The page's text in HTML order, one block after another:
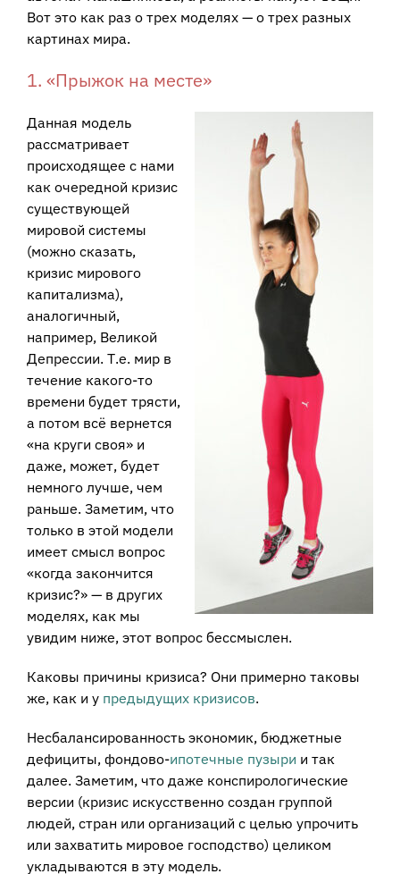
Вот это как раз о трех моделях — о трех разных
картинах мира.
1. «Прыжок на месте»
Данная модель
рассматривает
происходящее с нами
как очередной кризис
существующей
мировой системы
(можно сказать,
кризис мирового
капитализма),
аналогичный,
например, Великой
Депрессии. Т.е. мир в
течение какого-то
времени будет трясти,
а потом всё вернется
«на круги своя» и
даже, может, будет
немного лучше, чем
раньше. Заметим, что
только в этой модели
имеет смысл вопрос
«когда закончится
кризис?» — в других
моделях, как мы
увидим ниже, этот вопрос бессмыслен.
Каковы причины кризиса? Они примерно таковы
же, как и у предыдущих кризисов.
Несбалансированность экономик, бюджетные
дефициты, фондово-ипотечные пузыри и так
далее. Заметим, что даже конспирологические
версии (кризис искусственно создан группой
людей, стран или организаций с целью упрочить
или захватить мировое господство) целиком
укладываются в эту модель.